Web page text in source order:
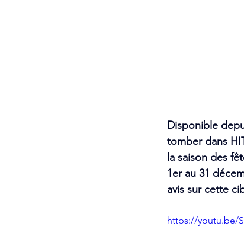
Disponible
tomber dans
la saison des
1er au 31
avis sur cette
https://youtu.be/